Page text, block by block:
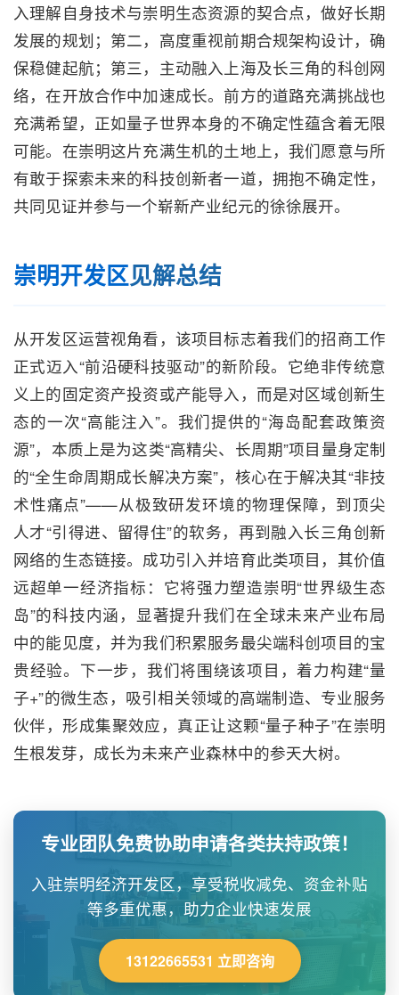
入理解自身技术与崇明生态资源的契合点，做好长期
发展的规划；第二，高度重视前期合规架构设计，确
保稳健起航；第三，主动融入上海及长三角的科创网
络，在开放合作中加速成长。前方的道路充满挑战也
充满希望，正如量子世界本身的不确定性蕴含着无限
可能。在崇明这片充满生机的土地上，我们愿意与所
有敢于探索未来的科技创新者一道，拥抱不确定性，
共同见证并参与一个崭新产业纪元的徐徐展开。
崇明开发区见解总结
从开发区运营视角看，该项目标志着我们的招商工作
正式迈入“前沿硬科技驱动”的新阶段。它绝非传统意
义上的固定资产投资或产能导入，而是对区域创新生
态的一次“高能注入”。我们提供的“海岛配套政策资
源”，本质上是为这类“高精尖、长周期”项目量身定制
的“全生命周期成长解决方案”，核心在于解决其“非技
术性痛点”——从极致研发环境的物理保障，到顶尖
人才“引得进、留得住”的软务，再到融入长三角创新
网络的生态链接。成功引入并培育此类项目，其价值
远超单一经济指标：它将强力塑造崇明“世界级生态
岛”的科技内涵，显著提升我们在全球未来产业布局
中的能见度，并为我们积累服务最尖端科创项目的宝
贵经验。下一步，我们将围绕该项目，着力构建“量
子+”的微生态，吸引相关领域的高端制造、专业服务
伙伴，形成集聚效应，真正让这颗“量子种子”在崇明
生根发芽，成长为未来产业森林中的参天大树。
专业团队免费协助申请各类扶持政策！
入驻崇明经济开发区，享受税收减免、资金补贴
等多重优惠，助力企业快速发展
13122665531 立即咨询